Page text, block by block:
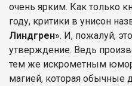
очень ярким. Как только
году, критики в унисон
Линдгрен». И, пожалуй,
утверждение. Ведь
тем же искрометным
магией, которая обычные